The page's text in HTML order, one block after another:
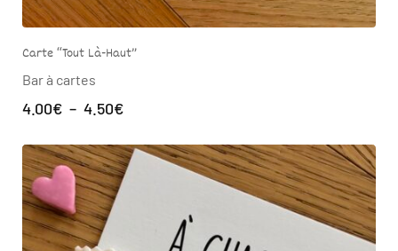
Carte “Tout Là-Haut”
Bar à cartes
4.00€ – 4.50€